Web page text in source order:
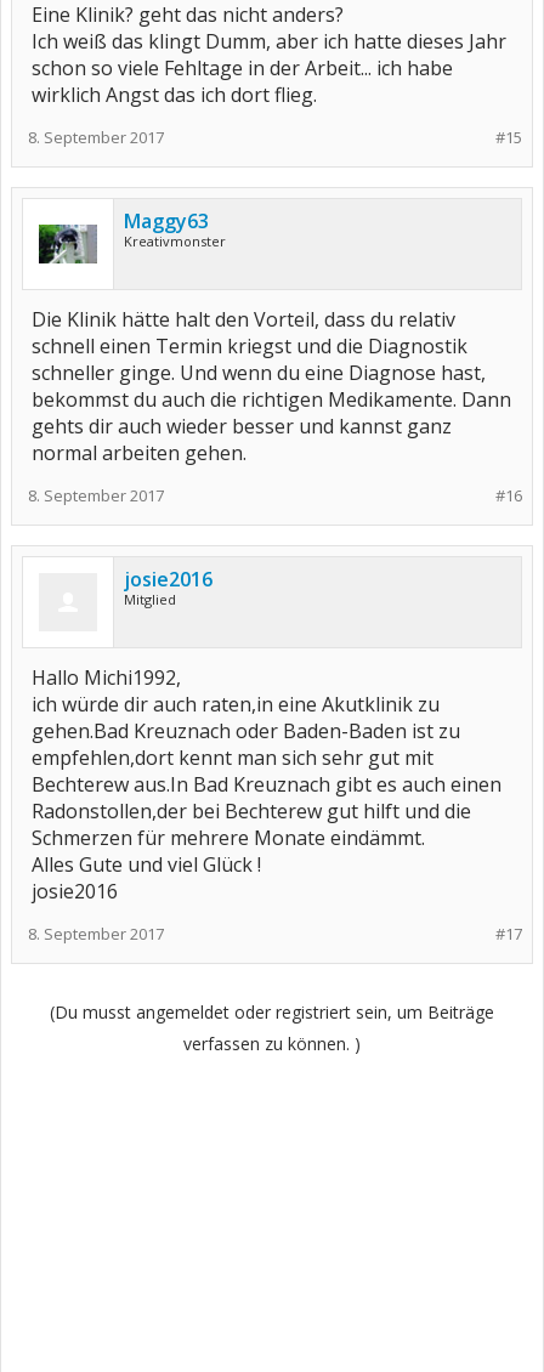
Eine Klinik? geht das nicht anders?
Ich weiß das klingt Dumm, aber ich hatte dieses Jahr
schon so viele Fehltage in der Arbeit... ich habe
wirklich Angst das ich dort flieg.
#15
8. September 2017
Maggy63
Kreativmonster
Die Klinik hätte halt den Vorteil, dass du relativ
schnell einen Termin kriegst und die Diagnostik
schneller ginge. Und wenn du eine Diagnose hast,
bekommst du auch die richtigen Medikamente. Dann
gehts dir auch wieder besser und kannst ganz
normal arbeiten gehen.
#16
8. September 2017
josie2016
Mitglied
Hallo Michi1992,
ich würde dir auch raten,in eine Akutklinik zu
gehen.Bad Kreuznach oder Baden-Baden ist zu
empfehlen,dort kennt man sich sehr gut mit
Bechterew aus.In Bad Kreuznach gibt es auch einen
Radonstollen,der bei Bechterew gut hilft und die
Schmerzen für mehrere Monate eindämmt.
Alles Gute und viel Glück !
josie2016
#17
8. September 2017
(Du musst angemeldet oder registriert sein, um Beiträge
verfassen zu können. )